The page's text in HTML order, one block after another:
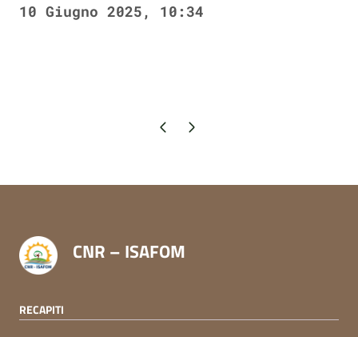
10 Giugno 2025, 10:34
Pagina precedente
Pagina successiva
CNR – ISAFOM
RECAPITI